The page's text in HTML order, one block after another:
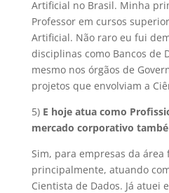
Artificial no Brasil. Minha
Professor em cursos
Artificial. Não raro eu fui
disciplinas como Bancos de
mesmo nos órgãos de
projetos que envolviam a
5) E hoje atua como
mercado corporativo
Sim, para empresas da área
principalmente, atuando
Cientista de Dados. Já atuei